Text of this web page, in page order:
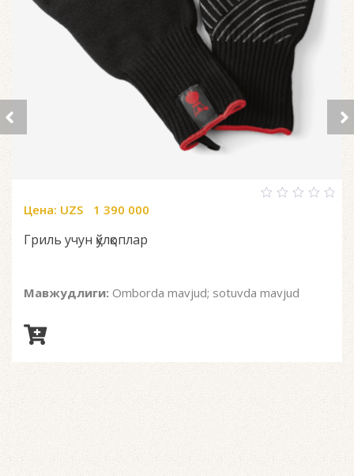
Цена: UZS 1 390 000
Гриль учун қўлқоплар
Мавжудлиги: Omborda mavjud; sotuvda mavjud